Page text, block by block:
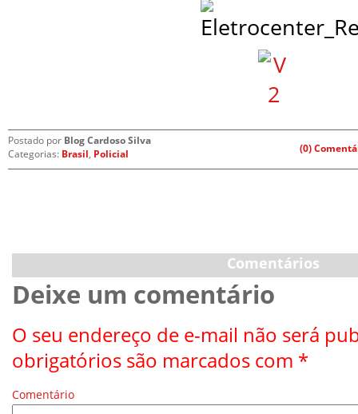
Postado por Blog Cardoso Silva
Categorias: Brasil, Policial (0)
Comentários
Deixe um comentário
O seu endereço de e-mail não será
obrigatórios são marcados com *
Comentário